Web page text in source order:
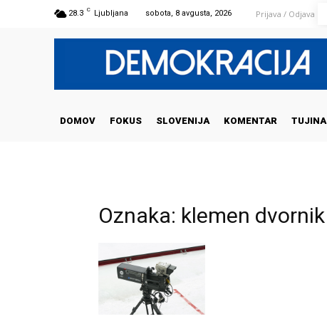
28.3 C Ljubljana sobota, 8 avgusta, 2026 Prijava / Odjava
DOMOV FOKUS SLOVENIJA KOMENTAR TUJINA
Oznaka: klemen dvornik